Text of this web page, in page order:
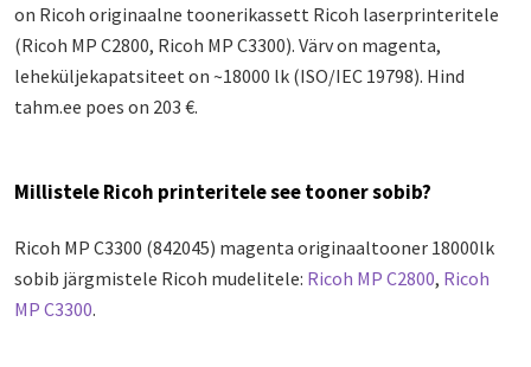
on Ricoh originaalne toonerikassett Ricoh laserprinteritele
(Ricoh MP C2800, Ricoh MP C3300). Värv on magenta,
leheküljekapatsiteet on ~18000 lk (ISO/IEC 19798). Hind
tahm.ee poes on 203 €.
Millistele Ricoh printeritele see tooner sobib?
Ricoh MP C3300 (842045) magenta originaaltooner 18000lk
sobib järgmistele Ricoh mudelitele: Ricoh MP C2800, Ricoh
MP C3300.